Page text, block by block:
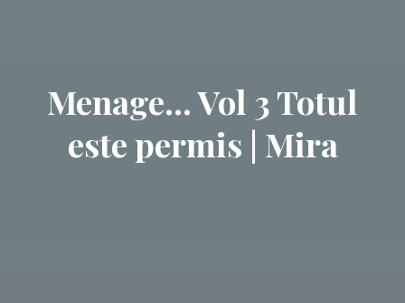
Menage… Vol 3 Totul
este permis | Mira